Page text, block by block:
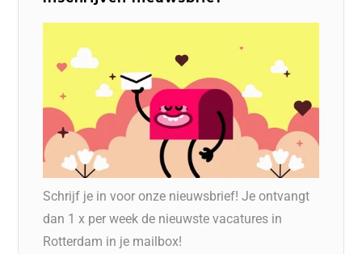
Schrijf je in voor onze nieuwsbrief! Je ontvangt
dan 1 x per week de nieuwste vacatures in
Rotterdam in je mailbox!